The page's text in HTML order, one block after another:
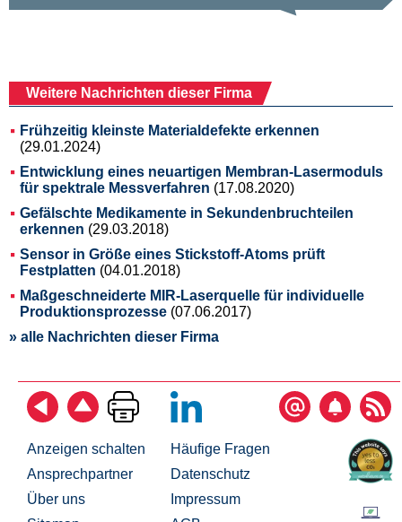
Weitere Nachrichten dieser Firma
Frühzeitig kleinste Materialdefekte erkennen
(29.01.2024)
Entwicklung eines neuartigen Membran-Lasermoduls
für spektrale Messverfahren (17.08.2020)
Gefälschte Medikamente in Sekundenbruchteilen
erkennen (29.03.2018)
Sensor in Größe eines Stickstoff-Atoms prüft
Festplatten (04.01.2018)
Maßgeschneiderte MIR-Laserquelle für individuelle
Produktionsprozesse (07.06.2017)
» alle Nachrichten dieser Firma
Anzeigen schalten
Ansprechpartner
Über uns
Häufige Fragen
Datenschutz
Impressum